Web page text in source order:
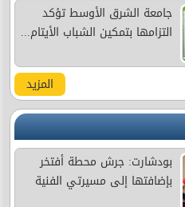
جامعة الشرق الأوسط تؤكد
التزامها بتمكين الشباب الأيتام...
المزيد
بودشارت: جرش محطة أفتخر
بإضافتها إلى مسيرتي الفنية